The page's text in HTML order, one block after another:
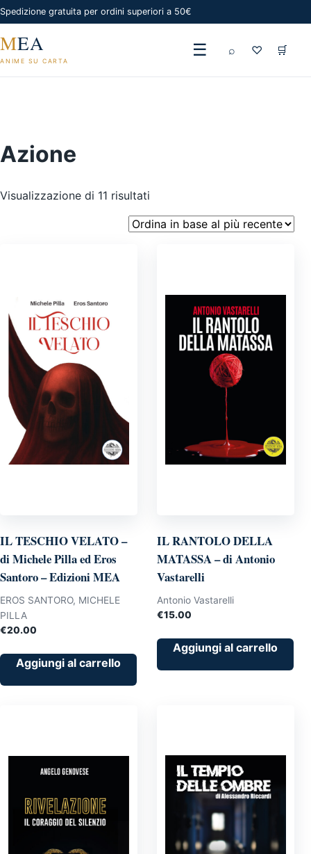
Spedizione gratuita per ordini superiori a 50€
MEA
ANIME SU CARTA
☰ ⌕ ♡ 🛒
Azione
Visualizzazione di 11 risultati
base
IL TESCHIO VELATO –
di Michele Pilla ed Eros
Santoro – Edizioni MEA
EROS SANTORO, MICHELE
PILLA
€20.00
Aggiungi al carrello
IL RANTOLO DELLA
MATASSA – di Antonio
Vastarelli
Antonio Vastarelli
€15.00
Aggiungi al carrello